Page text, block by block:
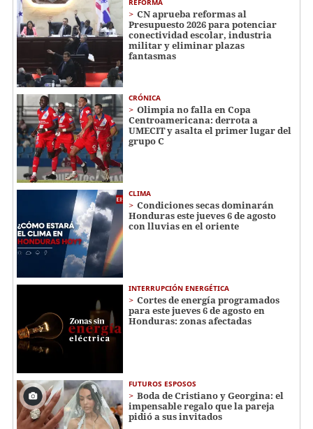
REFORMA
CN aprueba reformas al
Presupuesto 2026 para potenciar
conectividad escolar, industria
militar y eliminar plazas
fantasmas
CRÓNICA
Olimpia no falla en Copa
Centroamericana: derrota a
UMECIT y asalta el primer lugar del
grupo C
CLIMA
Condiciones secas dominarán
Honduras este jueves 6 de agosto
con lluvias en el oriente
INTERRUPCIÓN ENERGÉTICA
Cortes de energía programados
para este jueves 6 de agosto en
Honduras: zonas afectadas
FUTUROS ESPOSOS
Boda de Cristiano y Georgina: el
impensable regalo que la pareja
pidió a sus invitados